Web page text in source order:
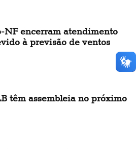
NF encerram atendimento
à previsão de ventos
têm assembleia no próximo